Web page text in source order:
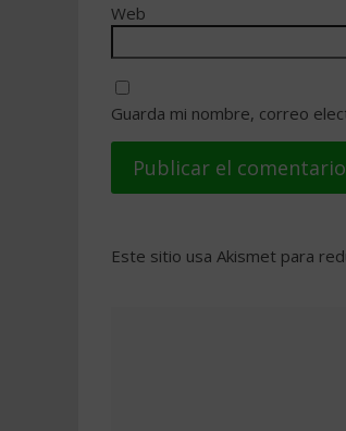
Web
Guarda mi nombre, correo
Este sitio usa Akismet para